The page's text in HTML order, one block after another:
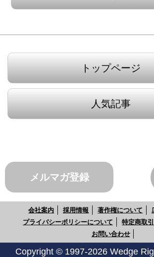
トップページ
人気記事
メルマガ登録
会社案内 採用情報 著作権について
プライバシーポリシーについて
特定商取
お問い合わせ
Copyright © 1997-2026 Wedge